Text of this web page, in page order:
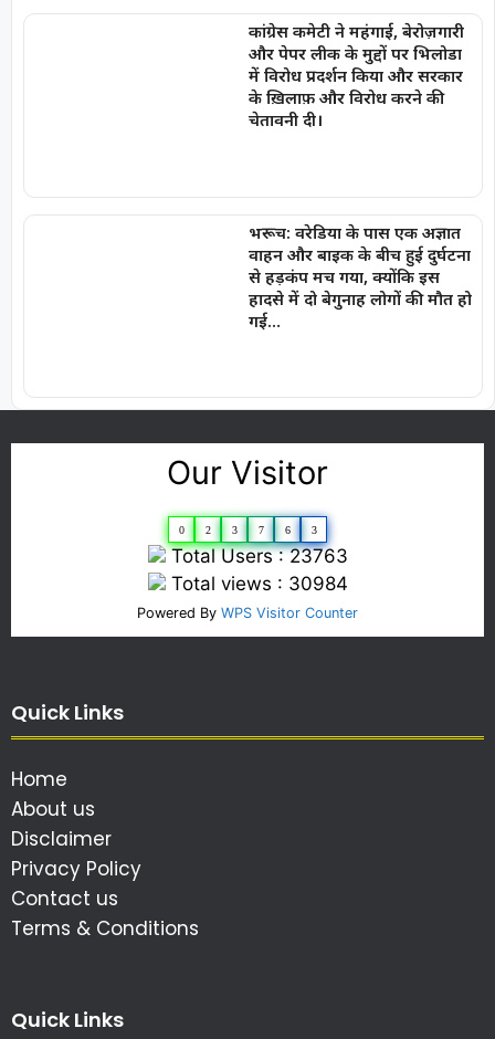
कांग्रेस कमेटी ने महंगाई, बेरोज़गारी
और पेपर लीक के मुद्दों पर भिलोडा
में विरोध प्रदर्शन किया और सरकार
के ख़िलाफ़ और विरोध करने की
चेतावनी दी।
भरूच: वरेडिया के पास एक अज्ञात
वाहन और बाइक के बीच हुई दुर्घटना
से हड़कंप मच गया, क्योंकि इस
हादसे में दो बेगुनाह लोगों की मौत हो
गई…
Our Visitor
0 2 3 7 6 3
Total Users : 23763
Total views : 30984
Powered By WPS Visitor Counter
Quick Links
Home
About us
Disclaimer
Privacy Policy
Contact us
Terms & Conditions
Quick Links